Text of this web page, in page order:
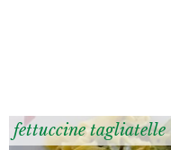
fettuccine tagliatelle